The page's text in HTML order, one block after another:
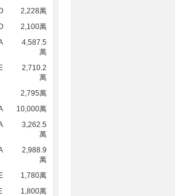
2,228萬
2,100萬
4,587.5
萬
2,710.2
萬
2,795萬
10,000萬
3,262.5
萬
2,988.9
萬
1,780萬
1,800萬